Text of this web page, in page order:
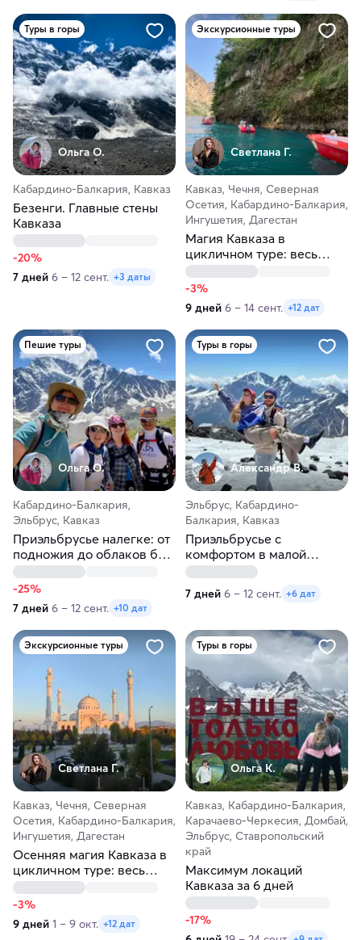
Туры в горы
Ольга О.
Кабардино-Балкария, Кавказ
Безенги. Главные стены
Кавказа
-20%
7 дней 6 – 12 сент. +3 даты
Экскурсионные туры
Светлана Г.
Кавказ, Чечня, Северная
Осетия, Кабардино-Балкария,
Ингушетия, Дагестан
Магия Кавказа в
цикличном туре: весь
север — одно
путешествие
-3%
9 дней 6 – 14 сент. +12 дат
Пешие туры
Ольга О.
Кабардино-Балкария,
Эльбрус, Кавказ
Приэльбрусье налегке: от
подножия до облаков без
рюкзаков
-25%
7 дней 6 – 12 сент. +10 дат
Туры в горы
Александр В.
Эльбрус, Кабардино-
Балкария, Кавказ
Приэльбрусье с
комфортом в малой
группе
7 дней 6 – 12 сент. +6 дат
Экскурсионные туры
Светлана Г.
Кавказ, Чечня, Северная
Осетия, Кабардино-Балкария,
Ингушетия, Дагестан
Осенняя магия Кавказа в
цикличном туре: весь
север — одно
путешествие
-3%
9 дней 1 – 9 окт. +12 дат
Туры в горы
Ольга К.
Кавказ, Кабардино-Балкария,
Карачаево-Черкесия, Домбай,
Эльбрус, Ставропольский
край
Максимум локаций
Кавказа за 6 дней
-17%